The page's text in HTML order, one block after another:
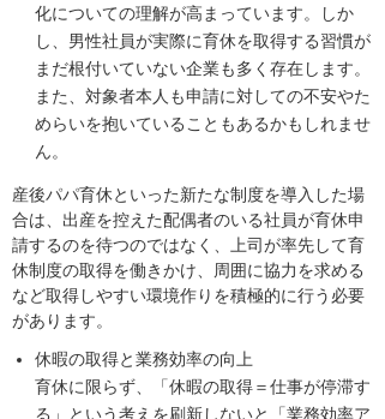
化についての理解が高まっています。しか
し、男性社員が実際に育休を取得する習慣が
まだ根付いていない企業も多く存在します。
また、対象者本人も申請に対しての不安やた
めらいを抱いていることもあるかもしれませ
ん。
産後パパ育休といった新たな制度を導入した場
合は、出産を控えた配偶者のいる社員が育休申
請するのを待つのではなく、上司が率先して育
休制度の取得を働きかけ、周囲に協力を求める
など取得しやすい環境作りを積極的に行う必要
があります。
休暇の取得と業務効率の向上
育休に限らず、「休暇の取得＝仕事が停滞す
る」という考えを刷新しないと「業務効率ア